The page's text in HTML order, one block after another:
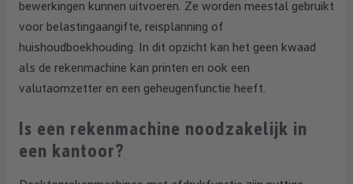
bewerkingen kunnen uitvoeren. Ze worden meestal gebruikt
voor belastingaangifte, reisplanning of
huishoudboekhouding. In dit opzicht kan het geen kwaad
als de rekenmachine kan printen en ook een
valutaomzetter en een geheugenfunctie heeft.
Is een rekenmachine noodzakelijk in
een kantoor?